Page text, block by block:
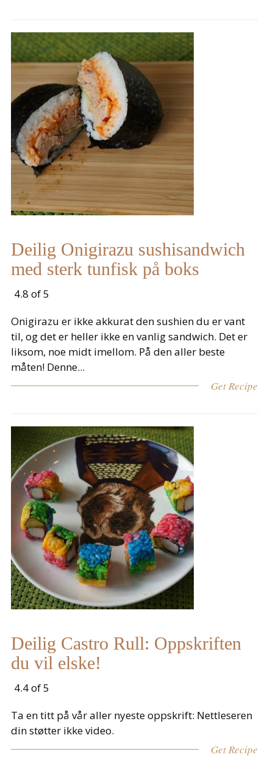
Deilig Onigirazu sushisandwich
med sterk tunfisk på boks
4.8 of 5
Onigirazu er ikke akkurat den sushien du er vant
til, og det er heller ikke en vanlig sandwich. Det er
liksom, noe midt imellom. På den aller beste
måten! Denne...
Get Recipe
Deilig Castro Rull: Oppskriften
du vil elske!
4.4 of 5
Ta en titt på vår aller nyeste oppskrift: Nettleseren
din støtter ikke video.
Get Recipe